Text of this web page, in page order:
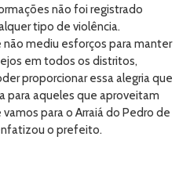
não foi registrado
tipo de violência.
mediu esforços para manter
em todos os distritos,
proporcionar essa alegria que
para aqueles que aproveitam
para o Arraiá do Pedro de
o prefeito.